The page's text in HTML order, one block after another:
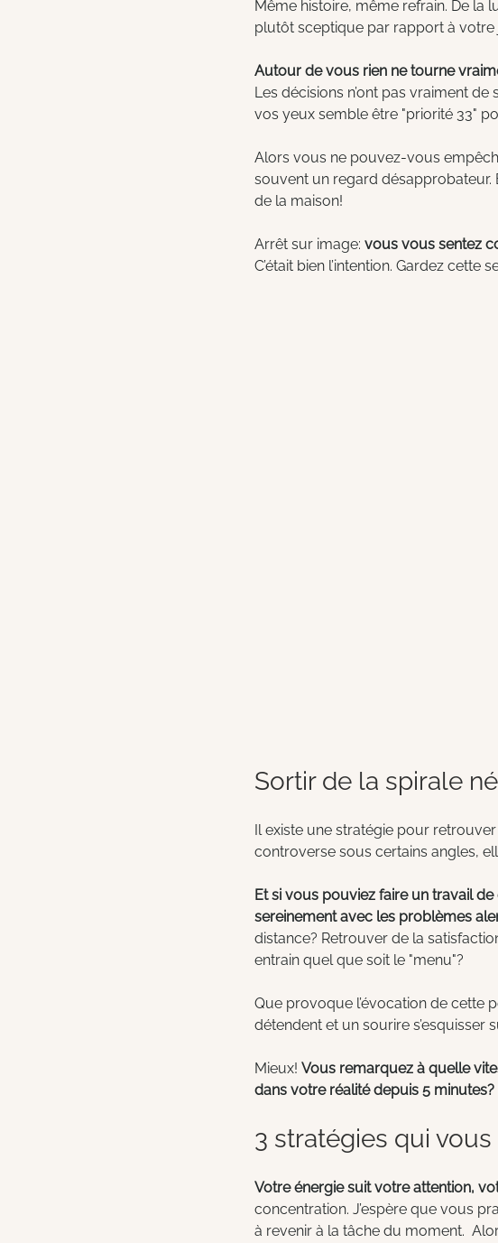
Même histoire, même refrain. De la
plutôt sceptique par rapport à votre
Autour de vous rien ne tourne
Les décisions n’ont pas vraiment de
vos yeux semble être "priorité 33"
Alors vous ne pouvez-vous
souvent un regard désapprobateur.
de la maison!
Arrêt sur image: vous vous sentez
C’était bien l’intention. Gardez cette
Sortir de la spirale
Il existe une stratégie pour
controverse sous certains angles,
Et si vous pouviez faire un travail
sereinement avec les problèmes
distance? Retrouver de la
entrain quel que soit le "menu"?
Que provoque l’évocation de cette
détendent et un sourire s’esquisser
Mieux! Vous remarquez à quelle
dans votre réalité depuis 5 minutes?
3 stratégies qui
Votre énergie suit votre attention,
concentration. J’espère que vous
à revenir à la tâche du moment.